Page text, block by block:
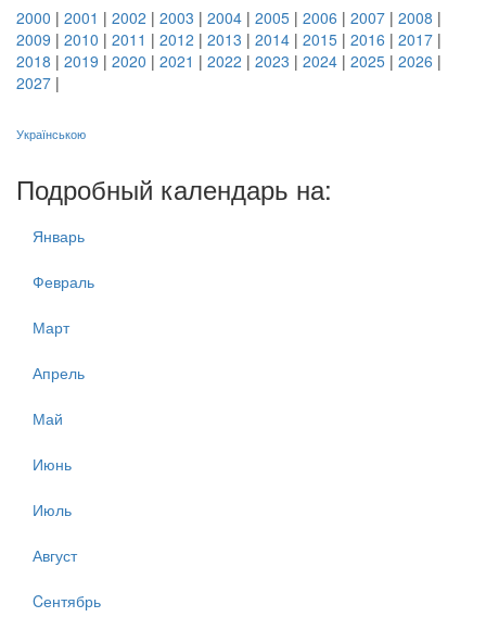
2000 | 2001 | 2002 | 2003 | 2004 | 2005 | 2006 | 2007 | 2008 |
2009 | 2010 | 2011 | 2012 | 2013 | 2014 | 2015 | 2016 | 2017 |
2018 | 2019 | 2020 | 2021 | 2022 | 2023 | 2024 | 2025 | 2026 |
2027 |
Українською
Подробный календарь на:
Январь
Февраль
Март
Апрель
Май
Июнь
Июль
Август
Cентябрь